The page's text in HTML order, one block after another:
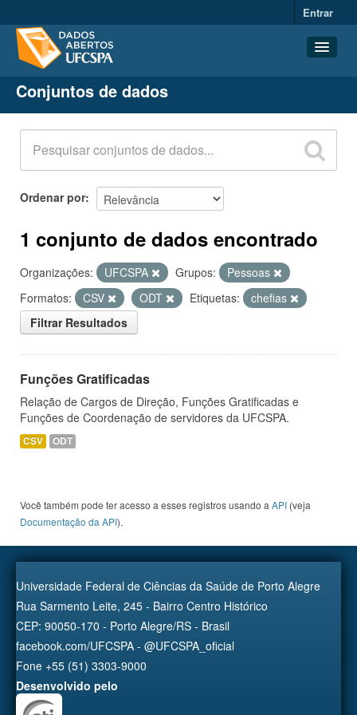
Entrar
Conjuntos de dados
Organizações
Grupos
Sobre
Conjuntos de dados
Ordenar por
1 conjunto de dados encontrado
Organizações: UFCSPA Grupos:
Pessoas
Formatos:
CSV ODT Etiquetas:
chefias
Filtrar Resultados
Funções Gratificadas
Relação de Cargos de Direção, Funções Gratificadas e
Funções de Coordenação de servidores da UFCSPA.
CSV ODT
Você também pode ter acesso a esses registros usando a API (veja
Documentação da API).
Universidade Federal de Ciências da Saúde de Porto Alegre
Rua Sarmento Leite, 245 - Bairro Centro Histórico
CEP: 90050-170 - Porto Alegre/RS - Brasil
facebook.com/UFCSPA - @UFCSPA_oficial
Fone +55 (51) 3303-9000
Desenvolvido pelo